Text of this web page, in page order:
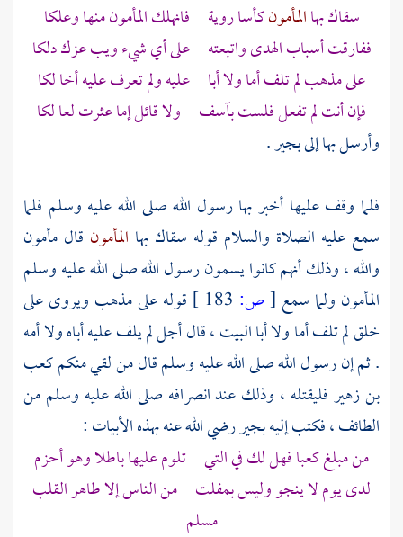
سقاك بهاالمأمونكأسا روية فانهلك المأمون منها وعلكا
ففارقت أسباب الهدى واتبعته على أي شيء ويب عزك دلكا
على مذهب لم تلف أما ولا أبا عليه ولم تعرف عليه أخا لكا
فإن أنت لم تفعل فلست بآسف ولا قائل إما عثرت لعا لكا
وأرسل بها إلىبجير.
فلما وقف عليها أخبر بها رسول الله صلى الله عليه وسلم فلما
سمع عليه الصلاة والسلام قوله سقاك بها المأمون قال مأمون
والله ، وذلك أنهم كانوا يسمون رسول الله صلى الله عليه وسلم
المأمون ولما سمع [ص:
قوله على مذهب ويروى على
خلق لم تلف أما ولا أبا البيت ، قال أجل لم يلف عليه أباه ولا أمه
. ثم إن رسول الله صلى الله عليه وسلم قال من لقي منكمكعب
بن زهيرفليقتله ، وذلك عند انصرافه صلى الله عليه وسلم من
الطائف، فكتب إليهبجيررضي الله عنه بهذه الأبيات :
من مبلغكعبافهل لك في التي تلوم عليها باطلا وهو أحزم
لدى يوم لا ينجو وليس بمفلت من الناس إلا طاهر القلب
مسلم